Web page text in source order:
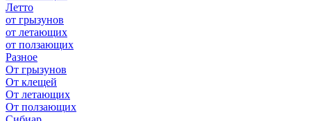
Летто
от грызунов
от летающих
от ползающих
Разное
От грызунов
От клещей
От летающих
От ползающих